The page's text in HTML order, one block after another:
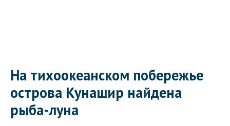
На тихоокеанском побережье
острова Кунашир найдена
рыба-луна